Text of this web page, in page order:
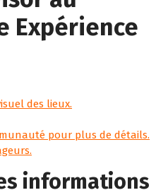
Expérience
des lieux.
pour plus de détails.
informations